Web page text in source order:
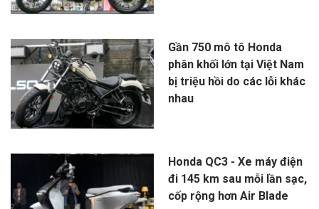
Gần 750 mô tô Honda
phân khối lớn tại Việt Nam
bị triệu hồi do các lỗi khác
nhau
Honda QC3 - Xe máy điện
đi 145 km sau mỗi lần sạc,
cốp rộng hơn Air Blade